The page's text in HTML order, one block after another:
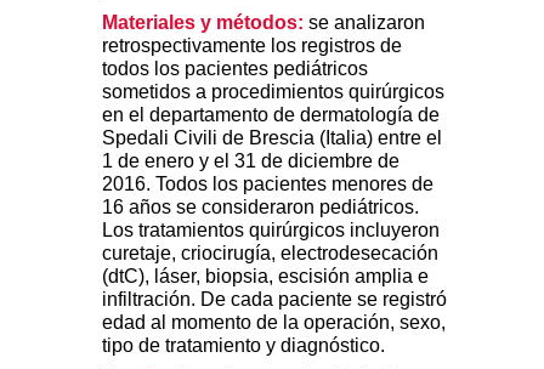
Materiales y métodos: se analizaron
retrospectivamente los registros de
todos los pacientes pediátricos
sometidos a procedimientos quirúrgicos
en el departamento de dermatología de
Spedali Civili de Brescia (Italia) entre el
1 de enero y el 31 de diciembre de
2016. Todos los pacientes menores de
16 años se consideraron pediátricos.
Los tratamientos quirúrgicos incluyeron
curetaje, criocirugía, electrodesecación
(dtC), láser, biopsia, escisión amplia e
infiltración. De cada paciente se registró
edad al momento de la operación, sexo,
tipo de tratamiento y diagnóstico.